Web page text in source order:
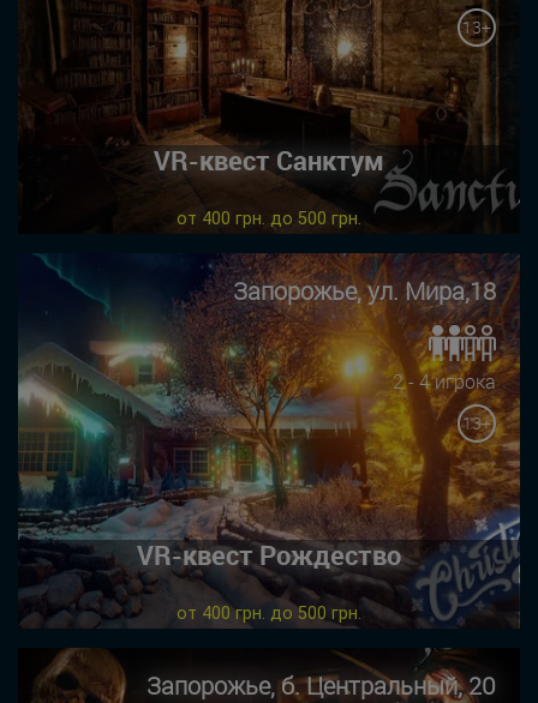
13+
VR-квест Санктум
от 400 грн. до 500 грн.
Запорожье, ул. Мира,18
2 - 4 игрока
13+
VR-квест Рождество
от 400 грн. до 500 грн.
Запорожье, б. Центральный, 20